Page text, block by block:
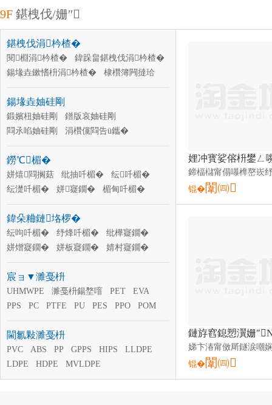
9F 鍖栧伐/姗″
鍖栧伐涓枔楂�
閱棩涓枔楂�
鍏跺畠鍖栧伐涓枔楂�
鍚堟垚鏉愭枡涓枔楂�
棣欑簿闁撻珨
鏌撴枡涓枔楂�
杈茶棩涓枔楂�
鍚堟垚妯硅剛
鍛嬪杻妯硅剛
鐠版哀妯硅剛
閰氶啗妯硅剛
涓欑儻閰告ü鑴�
涓嶉＝鍜岃仛閰ü鑴�
闆㈠瓙浜ゆ彌妯硅剛
鏈夋纭呮ü鑴�
鑱氶叞鑳烘ü鑴�
鑴查啗妯硅剛
鑱氭皑閰ü鑴�
鍙らΜ闅嗘ü鑴�
鐒℃楣�
姘熺閰搁菇 纰抽吀楣�
纭吀楣�
纭濋吀楣�
姘寲鐗�
楣甸吀楣�
婧村寲鐗�
姘板寲鐗�
姘熷寲鐗�
纰樺寲鐗�
纾烽吀楣�
鍏朵粬鏈垎椤�
纭呴吀楣� 纾烽吀楣�
纰樺寲鐗�
姘熷寲鐗�
姘板寲鐗�
婧村寲鐗�
楣甸吀楣�
姘寲鐗�
纭濋吀楣�
姘熺閰搁菇
宸ョ▼濉戞枡
UHMWPE 濉戞枡鍚堥噾 PET
EVA
PPS
PC PTFE PU PES PPO
POM
ULDPE
閫氱敤濉戞枡
PVC ABS PP GPPS HIPS
LLDPE
LDPE
HDPE MVLDPE
锟�闈㈣
锟�闈㈣